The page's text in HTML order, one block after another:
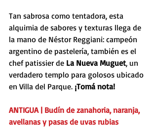
Tan sabrosa como tentadora, esta
alquimia de sabores y texturas llega de
la mano de Néstor Reggiani: campeón
argentino de pastelería, también es el
chef patissier de La Nueva Muguet, un
verdadero templo para golosos ubicado
en Villa del Parque. ¡Tomá nota!
ANTIGUA | Budín de zanahoria, naranja,
avellanas y pasas de uvas rubias